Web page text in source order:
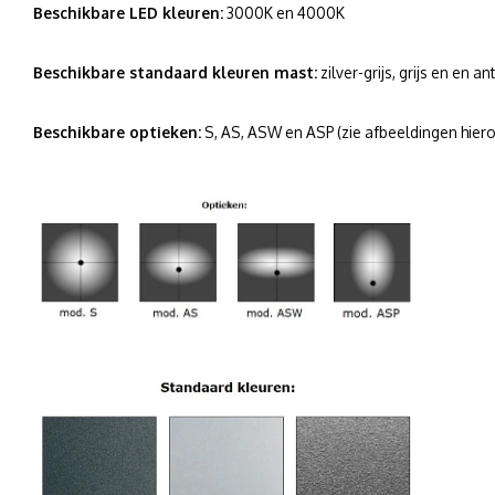
Beschikbare LED kleuren:3000K en 4000K
Beschikbare standaard kleuren mast: zilver-grijs, grijs en en
Beschikbare optieken: S, AS, ASW en ASP (zie afbeeldingen